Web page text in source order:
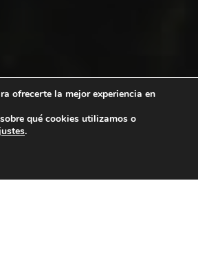
ofrecerte la mejor experiencia en
qué cookies utilizamos o
.